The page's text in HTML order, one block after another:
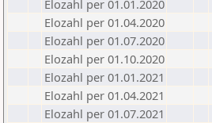
Elozahl per 01.01.2020
Elozahl per 01.04.2020
Elozahl per 01.07.2020
Elozahl per 01.10.2020
Elozahl per 01.01.2021
Elozahl per 01.04.2021
Elozahl per 01.07.2021